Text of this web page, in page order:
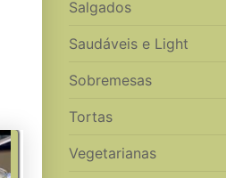
Salgados
Saudáveis e Light
Sobremesas
Tortas
Vegetarianas